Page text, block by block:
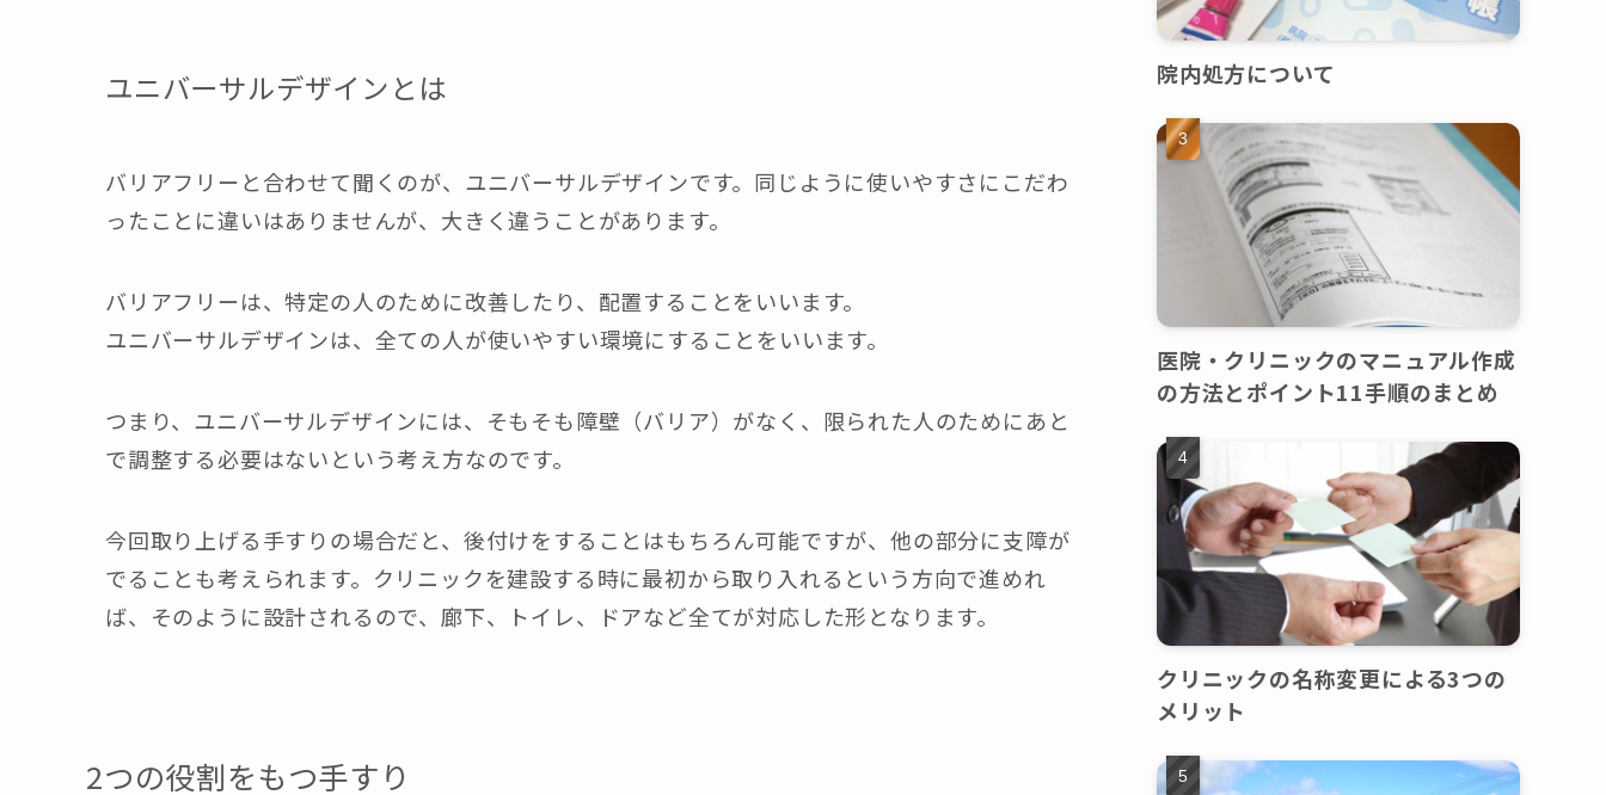
ユニバーサルデザインとは
バリアフリーと合わせて聞くのが、ユニバーサルデザインです。同じように使いやすさにこだわ
ったことに違いはありませんが、大きく違うことがあります。
バリアフリーは、特定の人のために改善したり、配置することをいいます。
ユニバーサルデザインは、全ての人が使いやすい環境にすることをいいます。
つまり、ユニバーサルデザインには、そもそも障壁（バリア）がなく、限られた人のためにあと
で調整する必要はないという考え方なのです。
今回取り上げる手すりの場合だと、後付けをすることはもちろん可能ですが、他の部分に支障が
でることも考えられます。クリニックを建設する時に最初から取り入れるという方向で進めれ
ば、そのように設計されるので、廊下、トイレ、ドアなど全てが対応した形となります。
2つの役割をもつ手すり
院内処方について
医院・クリニックのマニュアル作成
の方法とポイント11手順のまとめ
クリニックの名称変更による3つの
メリット